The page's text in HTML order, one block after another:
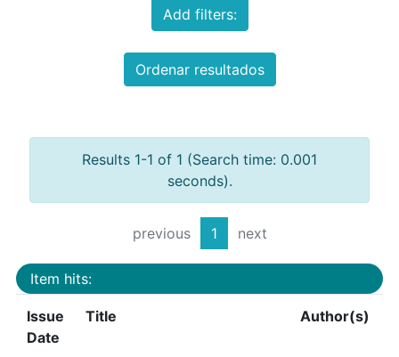
Add filters:
Ordenar resultados
Results 1-1 of 1 (Search time: 0.001
seconds).
previous 1 next
Item hits:
Issue
Date
Title Author(s)